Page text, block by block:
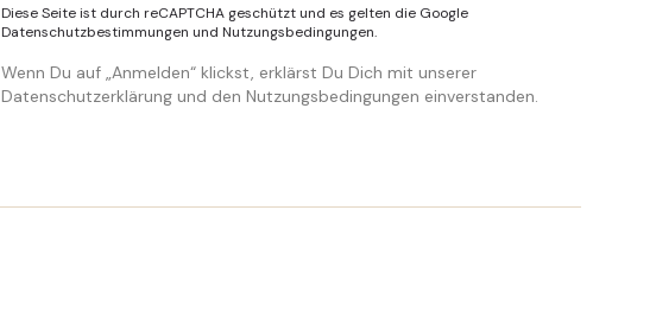
Diese Seite ist durch reCAPTCHA geschützt und es gelten die Google
Datenschutzbestimmungen und Nutzungsbedingungen.
Wenn Du auf „Anmelden“ klickst, erklärst Du Dich mit unserer
Datenschutzerklärung und den Nutzungsbedingungen einverstanden.